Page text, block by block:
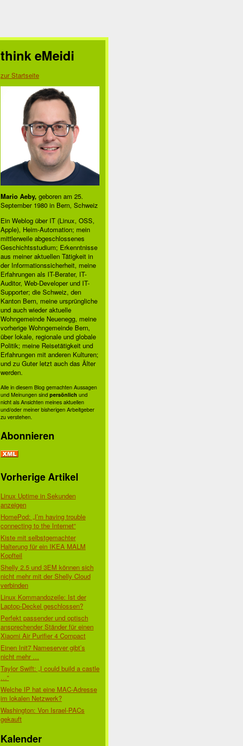
think eMeidi
zur Startseite
Mario Aeby, geboren am 25.
September 1980 in Bern, Schweiz
Ein Weblog über IT (Linux, OSS,
Apple), Heim-Automation; mein
mittlerweile abgeschlossenes
Geschichtsstudium; Erkenntnisse
aus meiner aktuellen Tätigkeit in
der Informationssicherheit, meine
Erfahrungen als IT-Berater, IT-
Auditor, Web-Developer und IT-
Supporter; die Schweiz, den
Kanton Bern, meine ursprüngliche
und auch wieder aktuelle
Wohngemeinde Neuenegg, meine
vorherige Wohngemeinde Bern,
über lokale, regionale und globale
Politik; meine Reisetätigkeit und
Erfahrungen mit anderen Kulturen;
und zu Guter letzt auch das Älter
werden.
Alle in diesem Blog gemachten Aussagen
und Meinungen sind persönlich und
nicht als Ansichten meines aktuellen
und/oder meiner bisherigen Arbeitgeber
zu verstehen.
Abonnieren
Vorherige Artikel
Linux Uptime in Sekunden
anzeigen
HomePod: „I’m having trouble
connecting to the Internet“
Kiste mit selbstgemachter
Halterung für ein IKEA MALM
Kopfteil
Shelly 2.5 und 3EM können sich
nicht mehr mit der Shelly Cloud
verbinden
Linux Kommandozeile: Ist der
Laptop-Deckel geschlossen?
Perfekt passender und optisch
ansprechender Ständer für einen
Xiaomi Air Purifier 4 Compact
Einen Init7 Nameserver gibt’s
nicht mehr …
Taylor Swift: „I could build a castle
…“
Welche IP hat eine MAC-Adresse
im lokalen Netzwerk?
Washington: Von Israel-PACs
gekauft
Kalender